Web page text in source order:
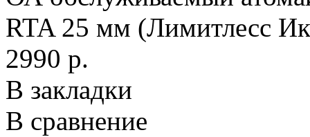
RTA 25 мм (Лимитлесc
2990 р.
В закладки
В сравнение